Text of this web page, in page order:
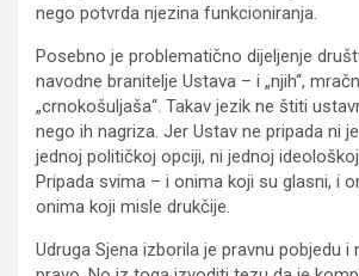
nego potvrda njezina funkcioniranja.
Posebno je problematično dijeljenje
navodne branitelje Ustava – i „njih“,
„crnokošuljaša“. Takav jezik ne štiti
nego ih nagriza. Jer Ustav ne pripada ni
jednoj političkoj opciji, ni jednoj
Pripada svima – i onima koji su glasni, i
onima koji misle drukčije.
Udruga Sjena izborila je pravnu pobjedu i